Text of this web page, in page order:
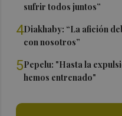
sufrir todos juntos”
4Diakhaby: “La afición
con nosotros”
5Pepelu: "Hasta la
hemos entrenado"